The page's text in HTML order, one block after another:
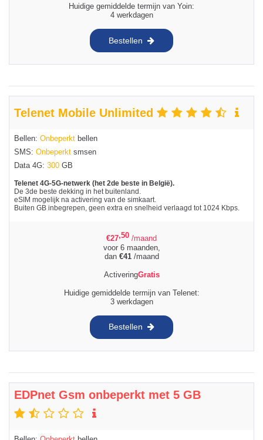
Huidige gemiddelde termijn van Yoin:
4 werkdagen
Bestellen
Telenet Mobile Unlimited
Bellen: Onbeperkt bellen
SMS: Onbeperkt smsen
Data 4G: 300 GB
Telenet 4G-5G-netwerk (het 2de beste in België).
De 3de beste dekking in het buitenland.
eSIM mogelijk na activering van de simkaart.
Buiten GB inbegrepen, geen extra en snelheid verlaagd tot 1024 Kbps.
€27,50 /maand
voor 6 maanden,
dan €41/maand
ActiveringGratis
Huidige gemiddelde termijn van Telenet:
3 werkdagen
Bestellen
EDPnet Gsm onbeperkt met 5 GB